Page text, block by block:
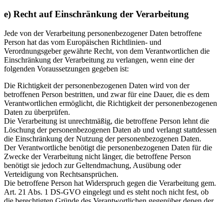
e) Recht auf Einschränkung der Verarbeitung
Jede von der Verarbeitung personenbezogener Daten betroffene
Person hat das vom Europäischen Richtlinien- und
Verordnungsgeber gewährte Recht, von dem Verantwortlichen die
Einschränkung der Verarbeitung zu verlangen, wenn eine der
folgenden Voraussetzungen gegeben ist:
Die Richtigkeit der personenbezogenen Daten wird von der
betroffenen Person bestritten, und zwar für eine Dauer, die es dem
Verantwortlichen ermöglicht, die Richtigkeit der personenbezogenen
Daten zu überprüfen.
Die Verarbeitung ist unrechtmäßig, die betroffene Person lehnt die
Löschung der personenbezogenen Daten ab und verlangt stattdessen
die Einschränkung der Nutzung der personenbezogenen Daten.
Der Verantwortliche benötigt die personenbezogenen Daten für die
Zwecke der Verarbeitung nicht länger, die betroffene Person
benötigt sie jedoch zur Geltendmachung, Ausübung oder
Verteidigung von Rechtsansprüchen.
Die betroffene Person hat Widerspruch gegen die Verarbeitung gem.
Art. 21 Abs. 1 DS-GVO eingelegt und es steht noch nicht fest, ob